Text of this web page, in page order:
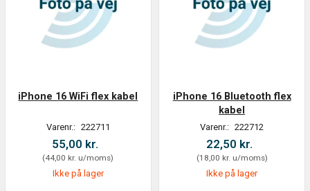
iPhone 16 WiFi flex kabel
Varenr.: 222711
55,00 kr.
(44,00 kr. u/moms)
Ikke på lager
iPhone 16 Bluetooth flex
kabel
Varenr.: 222712
22,50 kr.
(18,00 kr. u/moms)
Ikke på lager